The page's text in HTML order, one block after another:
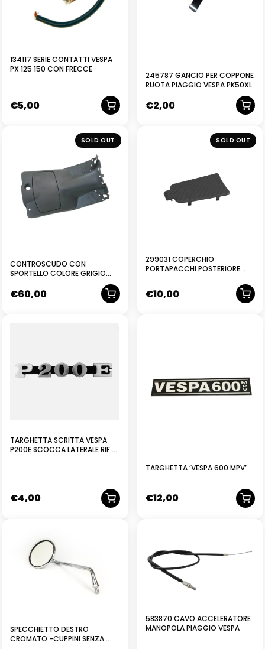
134117 SERIE CONTATTI VESPA
PX 125 150 CON FRECCE
€5,00
245787 GANCIO PER COPPONE
RUOTA PIAGGIO VESPA PK50XL
€2,00
SOLD OUT
CONTROSCUDO CON
SPORTELLO COLORE GRIGIO
297335000A
€60,00
SOLD OUT
299031 COPERCHIO
PORTAPACCHI POSTERIORE
€10,00
TARGHETTA SCRITTA VESPA
P200E SCOCCA LATERALE RIF.
€4,00
TARGHETTA ‘VESPA 600 MPV’
€12,00
SPECCHIETTO DESTRO
CROMATO -CUPPINI SENZA
583870 CAVO ACCELERATORE
MANOPOLA PIAGGIO VESPA